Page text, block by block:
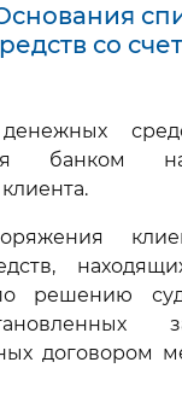
со
банком
по решению
договором